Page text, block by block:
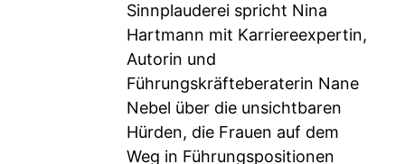
Sinnplauderei spricht Nina
Hartmann mit Karriereexpertin,
Autorin und
Führungskräfteberaterin Nane
Nebel über die unsichtbaren
Hürden, die Frauen auf dem
Weg in Führungspositionen